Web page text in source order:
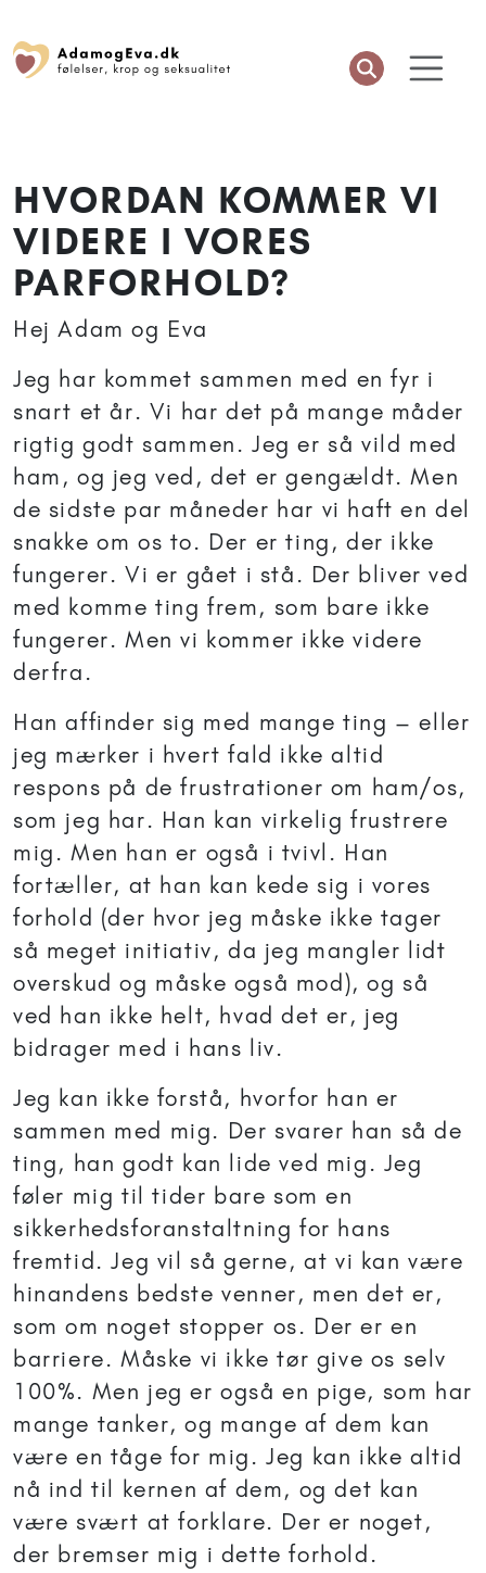
HVORDAN KOMMER VI
VIDERE I VORES
PARFORHOLD?
Hej Adam og Eva
Jeg har kommet sammen med en fyr i
snart et år. Vi har det på mange måder
rigtig godt sammen. Jeg er så vild med
ham, og jeg ved, det er gengældt. Men
de sidste par måneder har vi haft en del
snakke om os to. Der er ting, der ikke
fungerer. Vi er gået i stå. Der bliver ved
med komme ting frem, som bare ikke
fungerer. Men vi kommer ikke videre
derfra.
Han affinder sig med mange ting – eller
jeg mærker i hvert fald ikke altid
respons på de frustrationer om ham/os,
som jeg har. Han kan virkelig frustrere
mig. Men han er også i tvivl. Han
fortæller, at han kan kede sig i vores
forhold (der hvor jeg måske ikke tager
så meget initiativ, da jeg mangler lidt
overskud og måske også mod), og så
ved han ikke helt, hvad det er, jeg
bidrager med i hans liv.
Jeg kan ikke forstå, hvorfor han er
sammen med mig. Der svarer han så de
ting, han godt kan lide ved mig. Jeg
føler mig til tider bare som en
sikkerhedsforanstaltning for hans
fremtid. Jeg vil så gerne, at vi kan være
hinandens bedste venner, men det er,
som om noget stopper os. Der er en
barriere. Måske vi ikke tør give os selv
100%. Men jeg er også en pige, som har
mange tanker, og mange af dem kan
være en tåge for mig. Jeg kan ikke altid
nå ind til kernen af dem, og det kan
være svært at forklare. Der er noget,
der bremser mig i dette forhold.